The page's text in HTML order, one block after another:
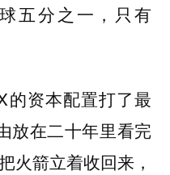
五分之一，只有
的资本配置打了最
放在二十年里看完
火箭立着收回来，